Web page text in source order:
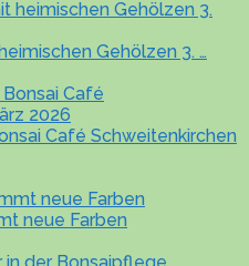
Gehölzen 3. …
Café Schweitenkirchen
neue Farben